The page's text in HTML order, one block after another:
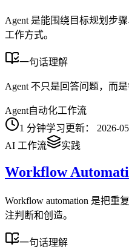
Agent 是能围绕目标规划步
工作方式。
一句话理解
Agent 不只是回答问题，而
Agent自动化工作流
1 分钟学习更新：
2026-
AI 工作流
实践
Workflow
Workflow automation 是把重
注判断和创造。
一句话理解